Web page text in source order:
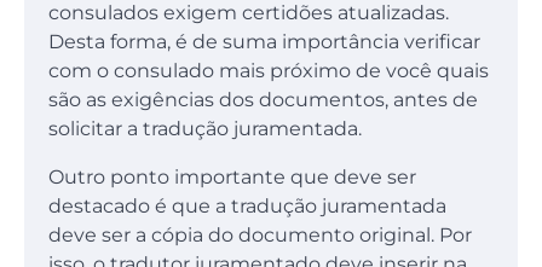
consulados exigem certidões atualizadas.
Desta forma, é de suma importância verificar
com o consulado mais próximo de você quais
são as exigências dos documentos, antes de
solicitar a tradução juramentada.
Outro ponto importante que deve ser
destacado é que a tradução juramentada
deve ser a cópia do documento original. Por